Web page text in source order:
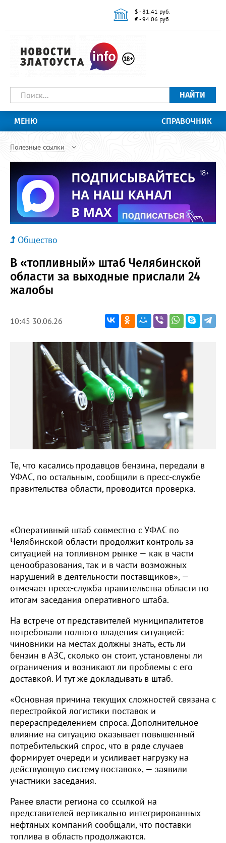
$ - 81.41 руб.
€ - 94.06 руб.
НАЙТИ
МЕНЮ СПРАВОЧНИК
Полезные ссылки
Общество
В «топливный» штаб Челябинской
области за выходные прислали 24
жалобы
10:45 30.06.26
Те, что касались продавцов бензина, передали в
УФАС, по остальным, сообщили в пресс-службе
правительства области, проводится проверка.
«Оперативный штаб совместно с УФАС по
Челябинской области продолжит контроль за
ситуацией на топливном рынке — как в части
ценообразования, так и в части возможных
нарушений в деятельности поставщиков», —
отмечает пресс-служба правительства области по
итогам заседания оперативного штаба.
На встрече от представителей муниципалитетов
потребовали полного владения ситуацией:
чиновники на местах должны знать, есть ли
бензин в АЗС, сколько он стоит, установлены ли
ограничения и возникают ли проблемы с его
доставкой. И тут же докладывать в штаб.
«Основная причина текущих сложностей связана с
перестройкой логистики поставок и
перераспределением спроса. Дополнительное
влияние на ситуацию оказывает повышенный
потребительский спрос, что в ряде случаев
формирует очереди и усиливает нагрузку на
действующую систему поставок», — заявили
участники заседания.
Ранее власти региона со ссылкой на
представителей вертикально интегрированных
нефтяных компаний сообщали, что поставки
топлива в область продолжаются.